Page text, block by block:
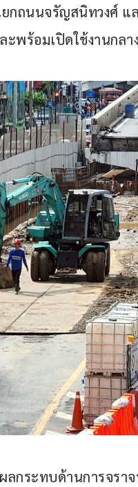
กถนนจรัญสนิทวงศ์
พร้อมเปิดใช้งานกลา
กระทบด้านการจรา